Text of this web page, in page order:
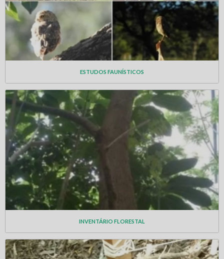
ESTUDOS FAUNÍSTICOS
INVENTÁRIO FLORESTAL